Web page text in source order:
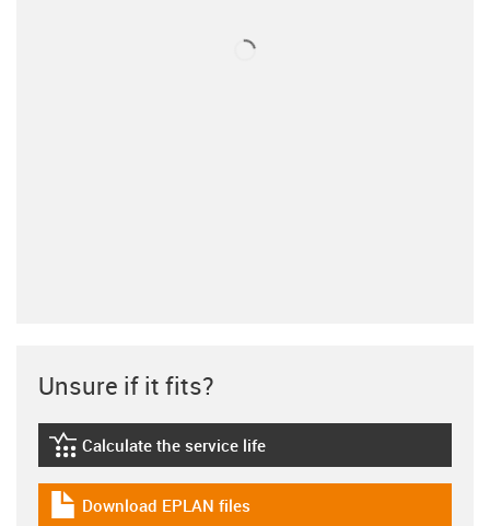
Unsure if it fits?
igus-icon-lebensdauerrechner
Calculate the service life
igus-icon-download-plan
Download EPLAN files